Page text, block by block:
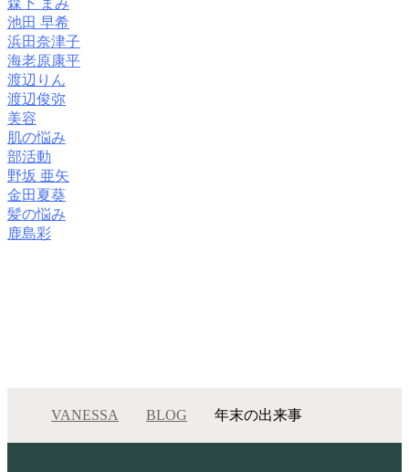
森下 まみ
池田 早希
浜田奈津子
海老原康平
渡辺りん
渡辺俊弥
美容
肌の悩み
部活動
野坂 亜矢
金田夏葵
髪の悩み
鹿島彩
VANESSA BLOG 年末の出来事